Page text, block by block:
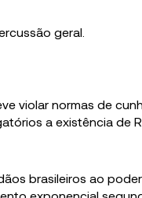
geral.
violar normas de
a existência de
brasileiros ao